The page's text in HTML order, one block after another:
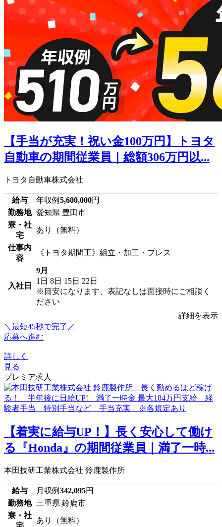
【手当が充実！祝い金100万円】トヨタ
自動車の期間従業員｜総額306万円以...
トヨタ自動車株式会社
給与 年収例 5,600,000円
勤務地 愛知県 豊田市
寮・社
宅
あり（無料）
仕事内
容
《トヨタ期間工》組立・加工・プレス
入社日
9月
1日 8日 15日 22日
※目安になります、表記なしは面接時にご相談く
ださい
詳細を表示
＼最短45秒で完了／
応募へ進む
詳しく
見る
プレミア求人
【着実に給与UP！】長く安心して働け
る『Honda』の期間従業員｜満了一時...
本田技研工業株式会社 鈴鹿製作所
給与 月収例 342,095円
勤務地 三重県 鈴鹿市
寮・社
あり（無料）